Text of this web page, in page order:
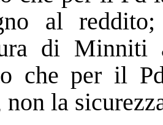
al
di Minniti
che per il
la